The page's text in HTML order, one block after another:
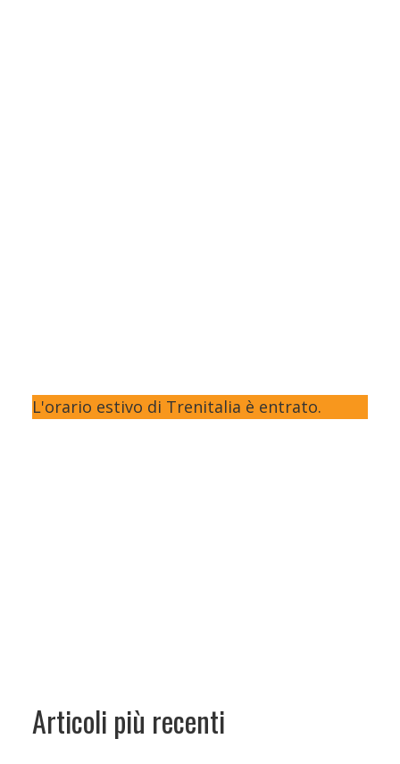
L'orario estivo di Trenitalia è entrato.
Articoli più recenti